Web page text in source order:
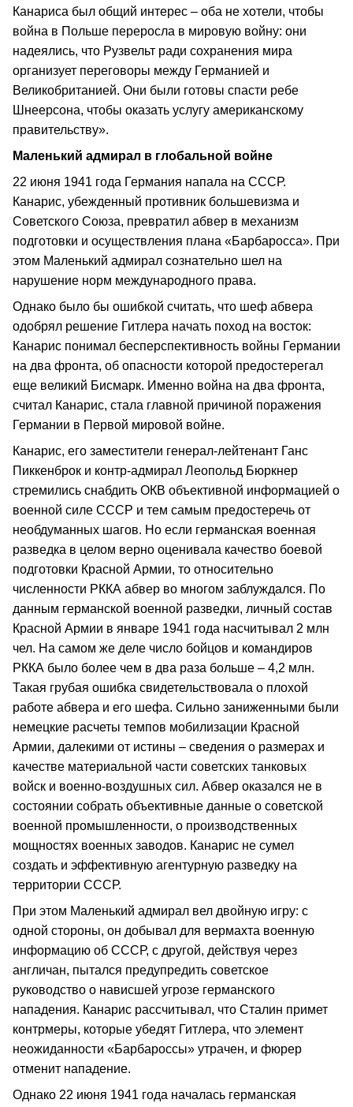
Канариса был общий интерес – оба не хотели, чтобы
война в Польше переросла в мировую войну: они
надеялись, что Рузвельт ради сохранения мира
организует переговоры между Германией и
Великобританией. Они были готовы спасти ребе
Шнеерсона, чтобы оказать услугу американскому
правительству».
Маленький адмирал в глобальной войне
22 июня 1941 года Германия напала на СССР.
Канарис, убежденный противник большевизма и
Советского Союза, превратил абвер в механизм
подготовки и осуществления плана «Барбаросса». При
этом Маленький адмирал сознательно шел на
нарушение норм международного права.
Однако было бы ошибкой считать, что шеф абвера
одобрял решение Гитлера начать поход на восток:
Канарис понимал бесперспективность войны Германии
на два фронта, об опасности которой предостерегал
еще великий Бисмарк. Именно война на два фронта,
считал Канарис, стала главной причиной поражения
Германии в Первой мировой войне.
Канарис, его заместители генерал-лейтенант Ганс
Пиккенброк и контр-адмирал Леопольд Бюркнер
стремились снабдить ОКВ объективной информацией о
военной силе СССР и тем самым предостеречь от
необдуманных шагов. Но если германская военная
разведка в целом верно оценивала качество боевой
подготовки Красной Армии, то относительно
численности РККА абвер во многом заблуждался. По
данным германской военной разведки, личный состав
Красной Армии в январе 1941 года насчитывал 2 млн
чел. На самом же деле число бойцов и командиров
РККА было более чем в два раза больше – 4,2 млн.
Такая грубая ошибка свидетельствовала о плохой
работе абвера и его шефа. Сильно заниженными были
немецкие расчеты темпов мобилизации Красной
Армии, далекими от истины – сведения о размерах и
качестве материальной части советских танковых
войск и военно-воздушных сил. Абвер оказался не в
состоянии собрать объективные данные о советской
военной промышленности, о производственных
мощностях военных заводов. Канарис не сумел
создать и эффективную агентурную разведку на
территории СССР.
При этом Маленький адмирал вел двойную игру: с
одной стороны, он добывал для вермахта военную
информацию об СССР, с другой, действуя через
англичан, пытался предупредить советское
руководство о нависшей угрозе германского
нападения. Канарис рассчитывал, что Сталин примет
контрмеры, которые убедят Гитлера, что элемент
неожиданности «Барбароссы» утрачен, и фюрер
отменит нападение.
Однако 22 июня 1941 года началась германская